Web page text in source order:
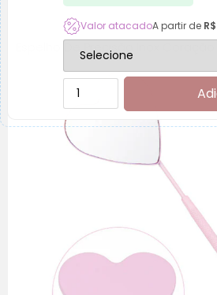
Espelho De Precisão Inox Coração
Valor atacadoA partir de R$